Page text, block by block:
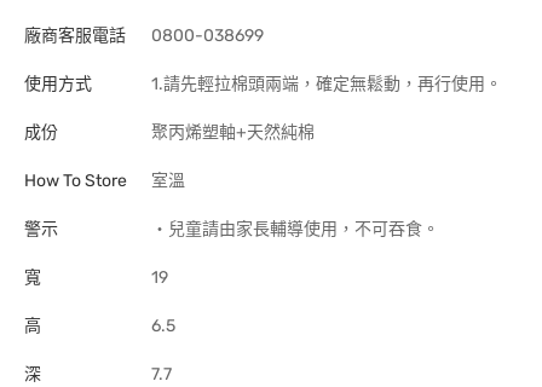
廠商客服電話 0800-038699
使用方式 1.請先輕拉棉頭兩端，確定無鬆動，再行使用。
成份 聚丙烯塑軸+天然純棉
How To Store 室溫
警示 ‧兒童請由家長輔導使用，不可吞食。
寬 19
高 6.5
深 7.7